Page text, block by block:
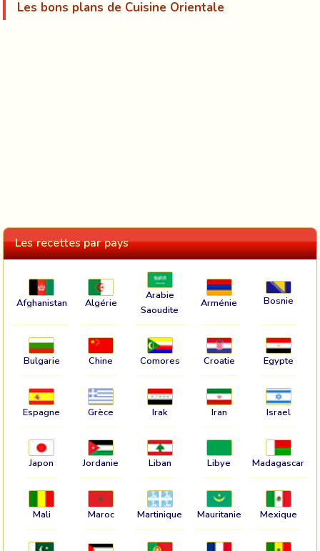
Les bons plans de Cuisine Orientale
Les recettes par pays
Afghanistan Algérie
Arabie
Saoudite
Arménie Bosnie
Bulgarie Chine Comores Croatie Egypte
Espagne Grèce Irak Iran Israel
Japon Jordanie Liban Libye Madagascar
Mali Maroc Martinique Mauritanie Mexique